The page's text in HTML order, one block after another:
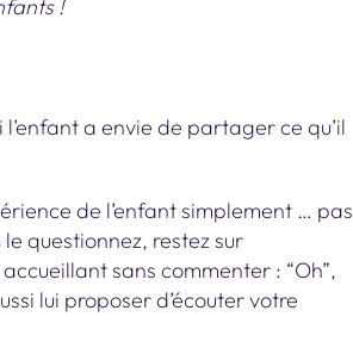
!
a envie de partager ce qu’il
de l’enfant simplement … pas
questionnez, restez sur
accueillant sans commenter : “Oh”,
lui proposer d’écouter votre